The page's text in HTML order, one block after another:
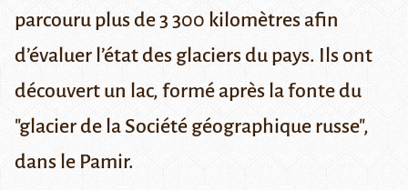
parcouru plus de 3 300 kilomètres afin
d’évaluer l’état des glaciers du pays. Ils ont
découvert un lac, formé après la fonte du
"glacier de la Société géographique russe",
dans le Pamir.